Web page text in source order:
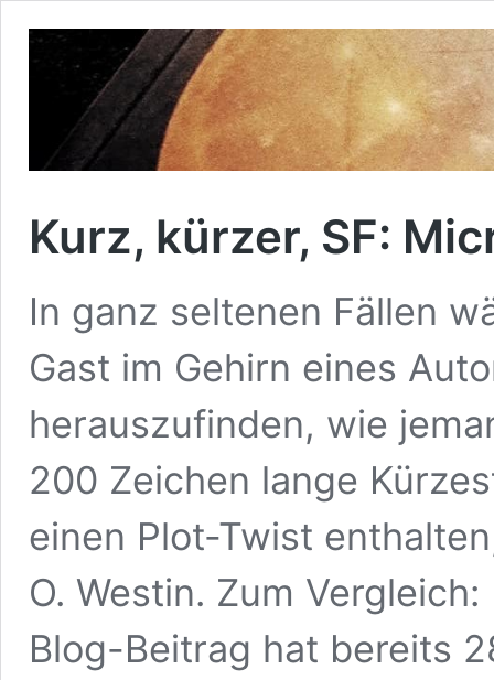
Kurz, kürzer, SF:
In ganz seltenen Fällen
Gast im Gehirn eines
herauszufinden, wie
200 Zeichen lange
einen Plot-Twist
O. Westin. Zum
Blog-Beitrag hat bereits